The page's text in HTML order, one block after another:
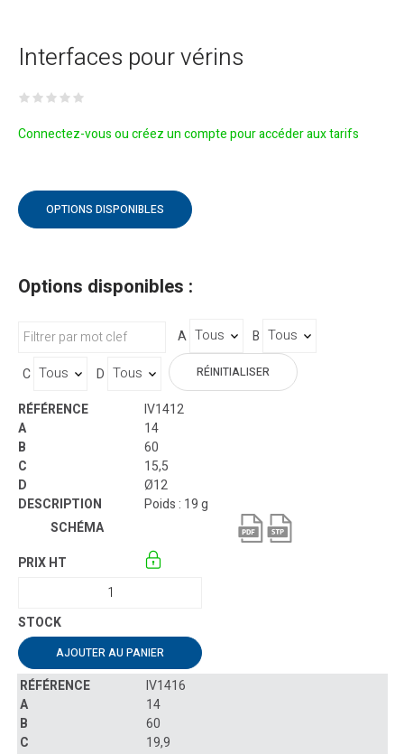
Interfaces pour vérins
Connectez-vous ou créez un compte pour accéder aux tarifs
OPTIONS DISPONIBLES
Options disponibles :
A
B
C
D RÉINITIALISER
IV1412
14
60
15,5
Ø12
Poids : 19 g
AJOUTER AU PANIER
IV1416
14
60
19,9